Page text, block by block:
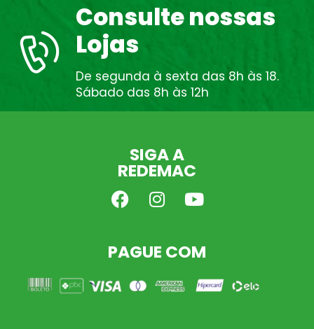
Consulte nossas
Lojas
De segunda à sexta das 8h às 18.
Sábado das 8h às 12h
SIGA A
REDEMAC
PAGUE COM